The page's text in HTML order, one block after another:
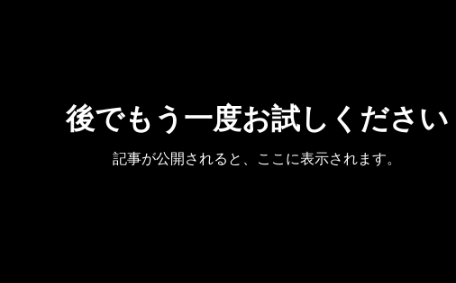
後でもう一度お試しください
記事が公開されると、ここに表示されます。